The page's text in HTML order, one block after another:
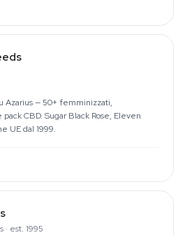
Azarius — 50+ femminizzati,
CBD. Sugar Black Rose, Eleven
UE dal 1999.
· est. 1995